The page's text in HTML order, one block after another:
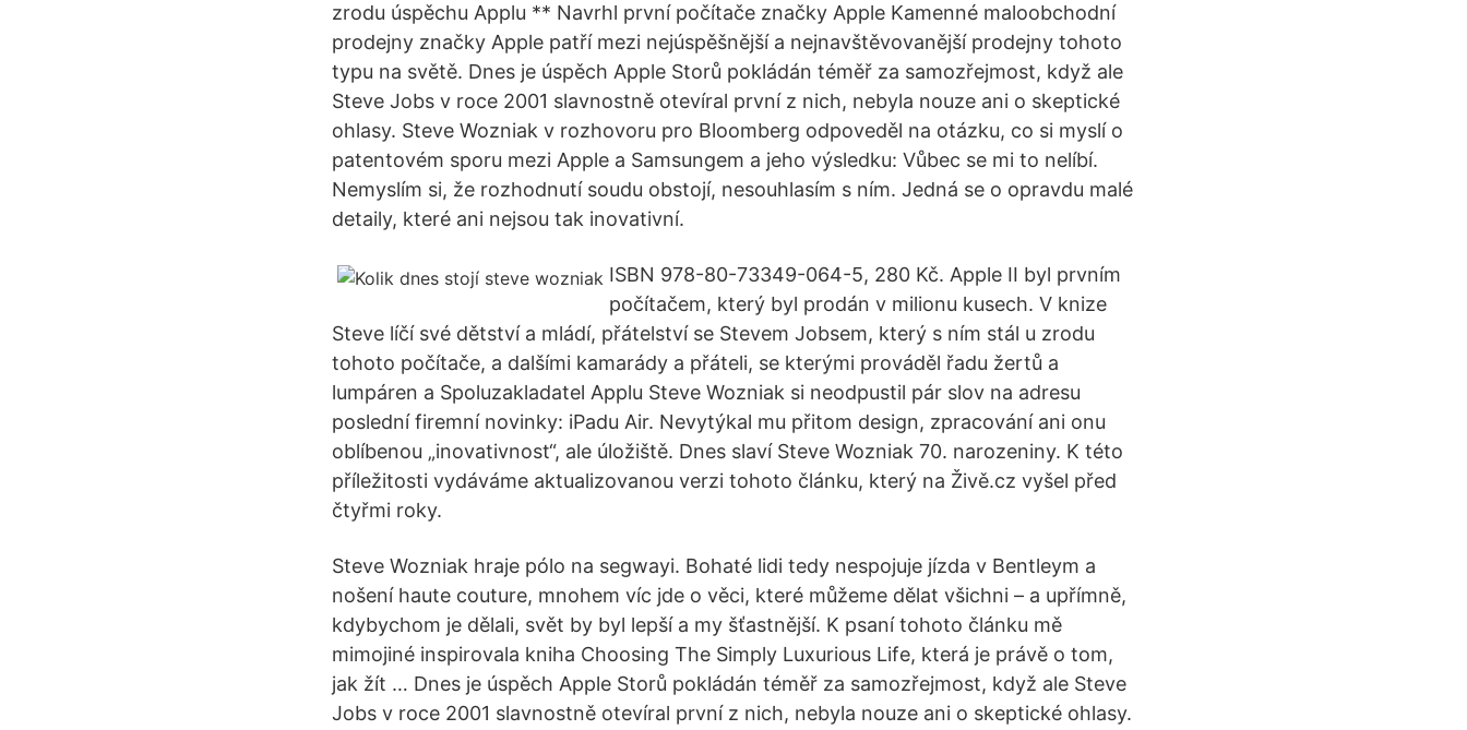
zrodu úspěchu Applu ** Navrhl první počítače značky Apple Kamenné maloobchodní
prodejny značky Apple patří mezi nejúspěšnější a nejnavštěvovanější prodejny tohoto
typu na světě. Dnes je úspěch Apple Storů pokládán téměř za samozřejmost, když ale
Steve Jobs v roce 2001 slavnostně otevíral první z nich, nebyla nouze ani o skeptické
ohlasy. Steve Wozniak v rozhovoru pro Bloomberg odpoveděl na otázku, co si myslí o
patentovém sporu mezi Apple a Samsungem a jeho výsledku: Vůbec se mi to nelíbí.
Nemyslím si, že rozhodnutí soudu obstojí, nesouhlasím s ním. Jedná se o opravdu malé
detaily, které ani nejsou tak inovativní.
ISBN 978-80-73349-064-5, 280 Kč. Apple II byl prvním
počítačem, který byl prodán v milionu kusech. V knize
Steve líčí své dětství a mládí, přátelství se Stevem Jobsem, který s ním stál u zrodu
tohoto počítače, a dalšími kamarády a přáteli, se kterými prováděl řadu žertů a
lumpáren a Spoluzakladatel Applu Steve Wozniak si neodpustil pár slov na adresu
poslední firemní novinky: iPadu Air. Nevytýkal mu přitom design, zpracování ani onu
oblíbenou „inovativnost“, ale úložiště. Dnes slaví Steve Wozniak 70. narozeniny. K této
příležitosti vydáváme aktualizovanou verzi tohoto článku, který na Živě.cz vyšel před
čtyřmi roky.
Steve Wozniak hraje pólo na segwayi. Bohaté lidi tedy nespojuje jízda v Bentleym a
nošení haute couture, mnohem víc jde o věci, které můžeme dělat všichni – a upřímně,
kdybychom je dělali, svět by byl lepší a my šťastnější. K psaní tohoto článku mě
mimojiné inspirovala kniha Choosing The Simply Luxurious Life, která je právě o tom,
jak žít … Dnes je úspěch Apple Storů pokládán téměř za samozřejmost, když ale Steve
Jobs v roce 2001 slavnostně otevíral první z nich, nebyla nouze ani o skeptické ohlasy.